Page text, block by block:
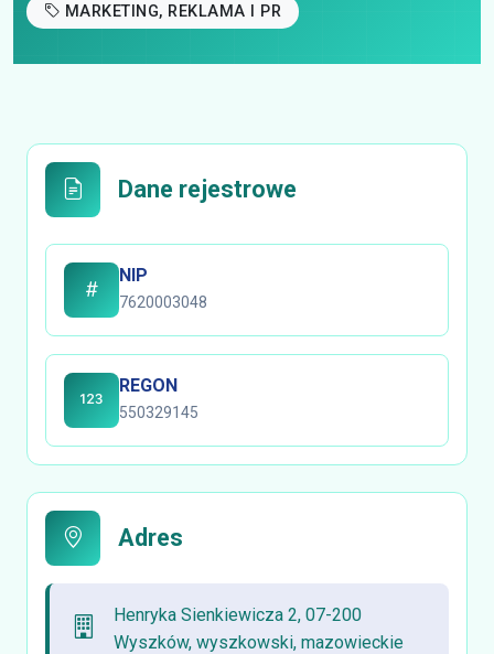
MARKETING, REKLAMA I PR
Dane rejestrowe
NIP
7620003048
REGON
550329145
Adres
Henryka Sienkiewicza 2, 07-200
Wyszków, wyszkowski, mazowieckie